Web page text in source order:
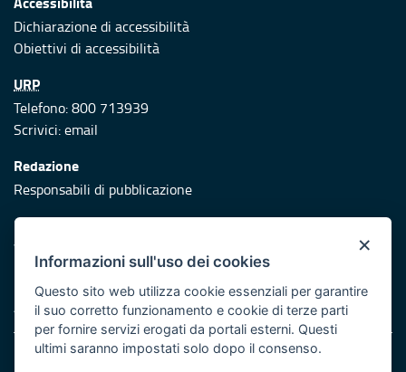
Dichiarazione di accessibilità
Obiettivi di accessibilità
URP
Telefono: 800 713939
Scrivici:email
Redazione
Responsabili di pubblicazione
Protezione civile
Vai al sito di Protezione Civile Puglia
Iniziativa finanziata con risorse del POR Puglia 2014/2020 -
Asse XI
Note legali
×
Informazioni sull'uso dei cookies
Questo sito web utilizza cookie essenziali per garantire
il suo corretto funzionamento e cookie di terze parti
per fornire servizi erogati da portali esterni. Questi
ultimi saranno impostati solo dopo il consenso.